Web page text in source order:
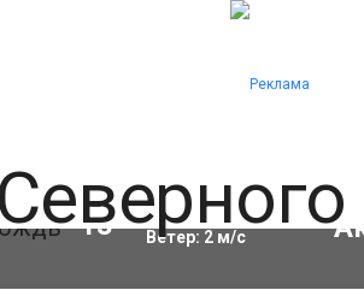
13°C Влажность:68%
Ветер: 2м/с